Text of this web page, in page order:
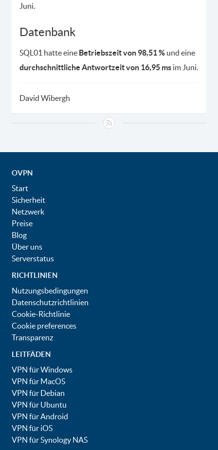
Juni.
Datenbank
SQL01 hatte eine Betriebszeit von 98,51 % und eine
durchschnittliche Antwortzeit von 16,95 ms im Juni.
David Wibergh
OVPN
Start
Sicherheit
Netzwerk
Preise
Blog
Über uns
Serverstatus
RICHTLINIEN
Nutzungsbedingungen
Datenschutzrichtlinien
Cookie-Richtlinie
Cookie preferences
Transparenz
LEITFÄDEN
VPN für Windows
VPN für MacOS
VPN für Debian
VPN für Ubuntu
VPN für Android
VPN für iOS
VPN für Synology NAS